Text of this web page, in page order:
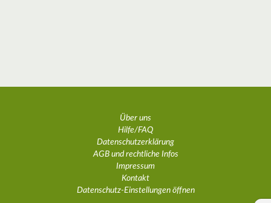
Über uns
Hilfe/FAQ
Datenschutzerklärung
AGB und rechtliche Infos
Impressum
Kontakt
Datenschutz-Einstellungen öffnen